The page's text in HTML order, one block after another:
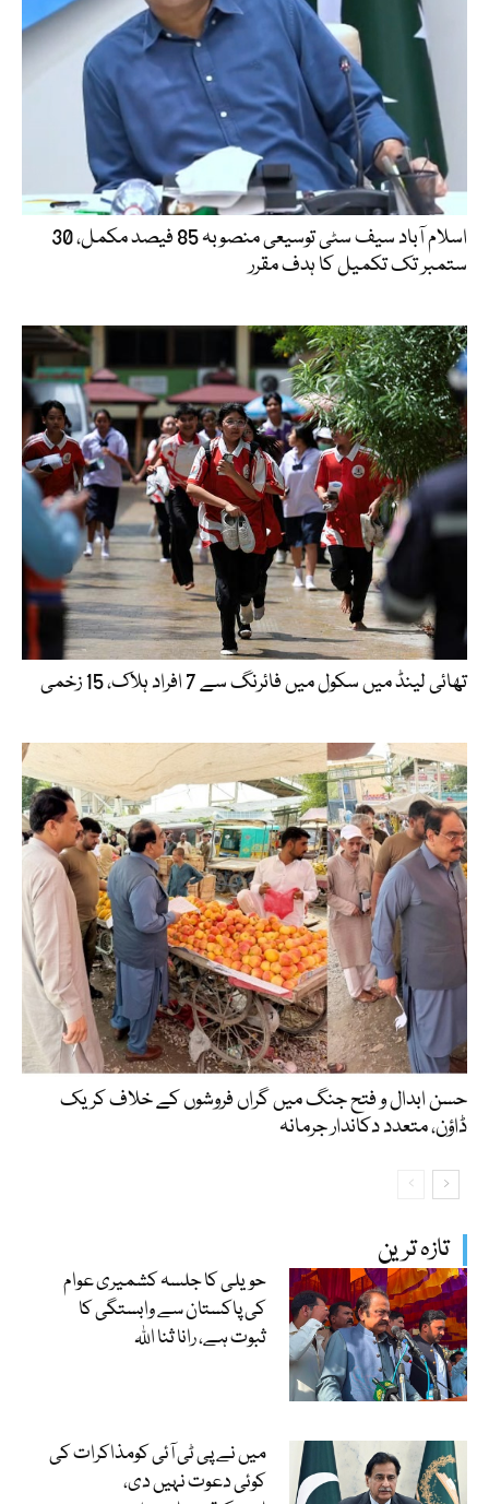
تازہ ترین
حویلی کا جلسہ کشمیری عوام
کی پاکستان سے وابستگی کا
ثبوت ہے، رانا ثنا اللہ
میں نے پی ٹی آئی کومذاکرات کی
کوئی دعوت نہیں دی،
اسلام آباد سیف سٹی توسیعی منصوبہ 85 فیصد مکمل، 30
ستمبر تک تکمیل کا ہدف مقرر
تھائی لینڈ میں سکول میں فائرنگ سے 7 افراد ہلاک، 15 زخمی
حسن ابدال و فتح جنگ میں گراں فروشوں کے خلاف کریک
ڈاؤن، متعدد دکاندار جرمانہ